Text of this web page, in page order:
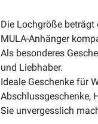
Die Lochgröße
MULA-Anhänger
Als besonderes
und Liebhaber.
Ideale Geschenke für
Abschlussgeschenke,
Sie unvergesslich